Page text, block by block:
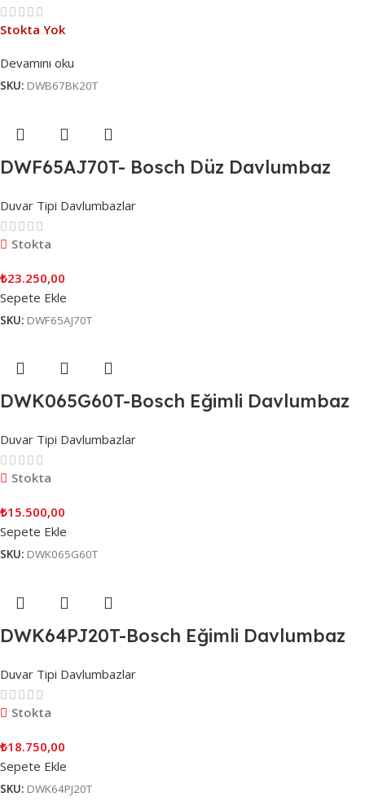
Stokta Yok
Devamını oku
SKU: DWB67BK20T
DWF65AJ70T- Bosch Düz Davlumbaz
Duvar Tipi Davlumbazlar
Stokta
₺23.250,00
Sepete Ekle
SKU: DWF65AJ70T
DWK065G60T-Bosch Eğimli Davlumbaz
Duvar Tipi Davlumbazlar
Stokta
₺15.500,00
Sepete Ekle
SKU: DWK065G60T
DWK64PJ20T-Bosch Eğimli Davlumbaz
Duvar Tipi Davlumbazlar
Stokta
₺18.750,00
Sepete Ekle
SKU: DWK64PJ20T